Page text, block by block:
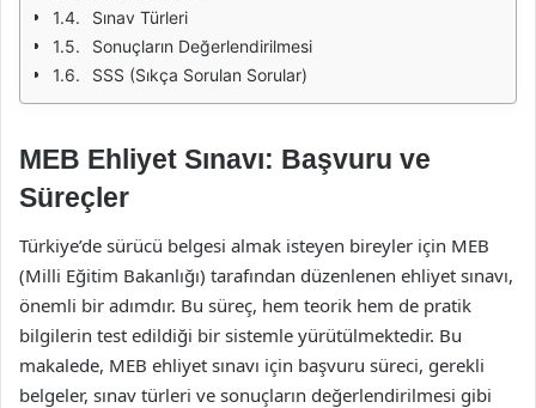
Sınav Türleri
Sonuçların Değerlendirilmesi
SSS (Sıkça Sorulan Sorular)
MEB Ehliyet Sınavı: Başvuru ve
Süreçler
Türkiye’de sürücü belgesi almak isteyen bireyler için MEB
(Milli Eğitim Bakanlığı) tarafından düzenlenen ehliyet sınavı,
önemli bir adımdır. Bu süreç, hem teorik hem de pratik
bilgilerin test edildiği bir sistemle yürütülmektedir. Bu
makalede, MEB ehliyet sınavı için başvuru süreci, gerekli
belgeler, sınav türleri ve sonuçların değerlendirilmesi gibi